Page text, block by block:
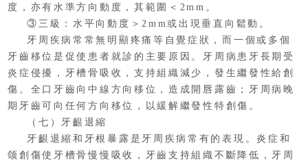
度，亦有水準方向動度，其範圍＜2mm。
③三級：水平向動度＞2mm或出現垂直向鬆動。
牙周疾病常常無明顯疼痛等自覺症狀，而一個或多個
牙齒移位是促使患者就診的主要原因。牙周病患牙長期受
炎症侵擾，牙槽骨吸收，支持組織減少，發生繼發性給創
傷。全口牙齒向中線方向移位，造成開唇露齒；牙周病晚
期牙齒可向任何方向移位，以緩解繼發性特創傷。
（七）牙齦退縮
牙齦退縮和牙根暴露是牙周疾病常有的表現。炎症和
颌創傷使牙槽骨慢慢吸收，牙齒支持組織不斷降低，牙周